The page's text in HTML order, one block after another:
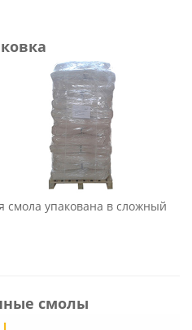
смола упакована в сложный
смолы